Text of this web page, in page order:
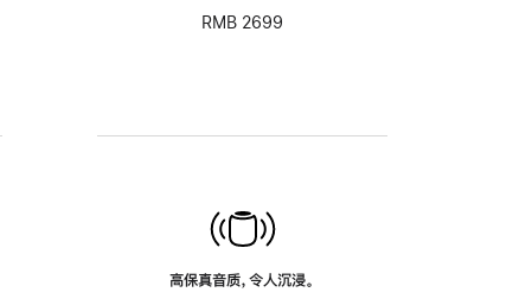
RMB 2699
高保真音质，令人沉浸。